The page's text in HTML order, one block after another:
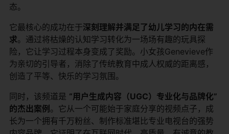
态。
它最核心的成功在于深刻理解并满足了幼儿学习的内在需
求。通过将枯燥的认知学习转化为一场场有趣的玩具探
险，它让学习过程本身变成了奖励。小女孩Genevieve作
为亲切的引导者，消除了传统教育中成人权威的距离感，
创造了平等、快乐的学习氛围。
同时，该频道是 “用户生成内容（UGC）专业化与品牌化”
的杰出案例 。它从一个可能始于家庭分享的视频点子，成
长为一个拥有千万粉丝、制作标准堪比专业电视台的强势